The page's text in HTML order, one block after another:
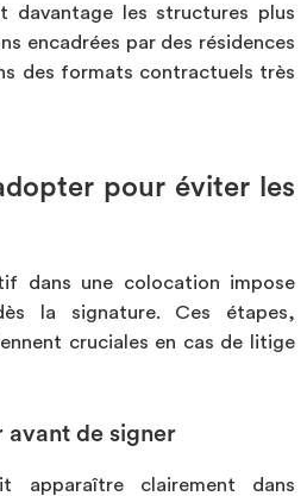
davantage les structures plus
encadrées par des résidences
des formats contractuels très
pour éviter les
dans une colocation impose
la signature. Ces étapes,
cruciales en cas de litige
avant de signer
apparaître clairement dans